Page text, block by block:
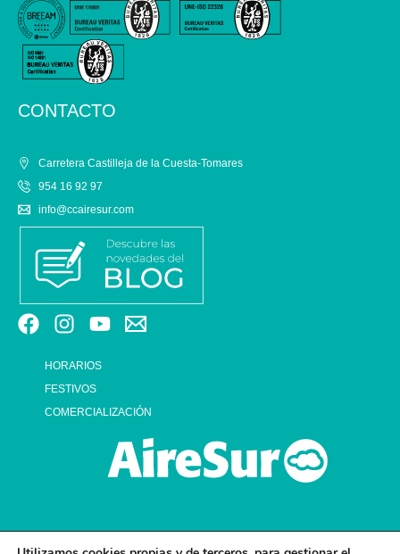
CONTACTO
Carretera Castilleja de la Cuesta-Tomares
954 16 92 97
info@ccairesur.com
HORARIOS
FESTIVOS
COMERCIALIZACIÓN